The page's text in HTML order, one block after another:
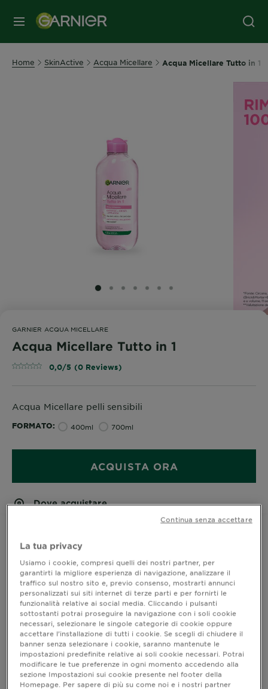
MENU
Home SkinActive Acqua Micellare Acqua Micellare Tutto in 1
SLIDE 1
SLIDE 2
SLIDE 3
SLIDE 4
SLIDE 5
SLIDE 6
SLIDE 7
GARNIER ACQUA MICELLARE
Acqua Micellare Tutto in 1
0,0/5 (0 Reviews)
Acqua Micellare pelli sensibili
FORMATO 400ml 700ml
ACQUISTA ORA
Dove acquistare
Informazioni prodotto
CLOSE SUBPANEL
Risultati
CLOSE SUBPANEL
Ingredienti
La tua privacy
Usiamo i cookie, compresi quelli dei nostri partner, per
garantirti la migliore esperienza di navigazione, analizzare il
traffico sul nostro sito e, previo consenso, mostrarti annunci
personalizzati sui siti internet di terze parti e per fornirti le
funzionalità relative ai social media. Cliccando i pulsanti
sottostanti potrai proseguire la navigazione con i soli cookie
necessari, selezionare le singole categorie di cookie oppure
accettare l’installazione di tutti i cookie. Se scegli di chiudere il
banner senza selezionare i cookie, saranno mantenute le
impostazioni predefinite relative ai soli cookie necessari. Potrai
modificare le tue preferenze in ogni momento accedendo alla
sezione Impostazioni sui cookie presente nel footer della
Homepage. Per sapere di più su come noi e i nostri partner
Continua senza accettare